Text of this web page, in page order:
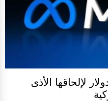
لإلحاقها الأذى